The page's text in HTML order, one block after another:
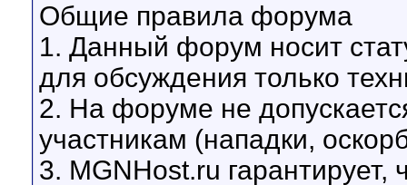
Общие правила форума
1. Данный форум носит
для обсуждения только
2. На форуме не
участникам (нападки,
3. MGNHost.ru